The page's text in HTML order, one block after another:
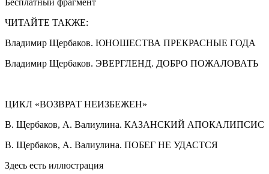
Бесплатный фрагмент
ЧИТАЙТЕ ТАКЖЕ:
Владимир Щербаков. ЮНОШЕСТВА ПРЕКРАСНЫЕ ГОДА
Владимир Щербаков. ЭВЕРГЛЕНД. ДОБРО ПОЖАЛОВАТЬ
ЦИКЛ «ВОЗВРАТ НЕИЗБЕЖЕН»
В. Щербаков, А. Валиулина. КАЗАНСКИЙ АПОКАЛИПСИС
В. Щербаков, А. Валиулина. ПОБЕГ НЕ УДАСТСЯ
Здесь есть иллюстрация